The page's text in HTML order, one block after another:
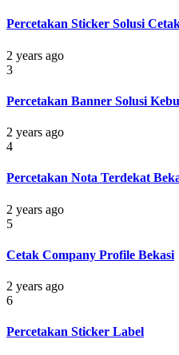
Percetakan Sticker Solusi
2 years ago
3
Percetakan Banner Solusi
2 years ago
4
Percetakan Nota Terdekat
2 years ago
5
Cetak Company Profile Bekasi
2 years ago
6
Percetakan Sticker Label